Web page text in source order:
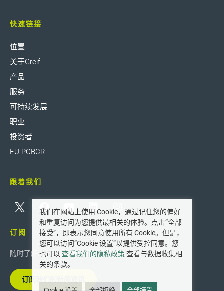
快速链接
位置
关于Greif
产品
服务
可持续发展
职业
投资者
EU PCBCR
跟着我们
订阅
随时了解 Greif 的最新创新和新闻。
订阅我们的新闻通讯
我们在网站上使用 Cookie，通过记住您的偏好
和重复访问为您提供最相关的体验。点击“全部
接受”，即表示您同意使用所有 Cookie。但是，
您可以访问“Cookie 设置”以提供受控同意。您
也可以 查看我们的隐私政策查看与数据收集相
关的条款。